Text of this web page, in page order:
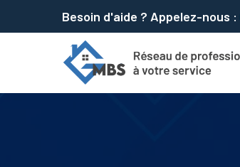
Besoin d'aide ? Appelez-nous :